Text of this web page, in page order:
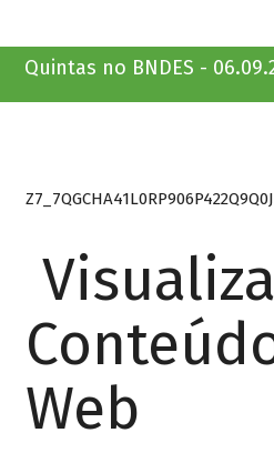
Quintas no BNDES -
Web